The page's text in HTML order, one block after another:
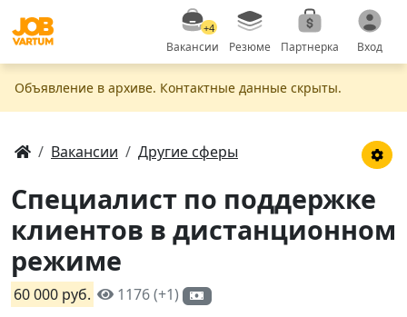
+4
Вакансии Резюме Партнерка Вход
Объявление в apxивe. Контактные данные скрыты.
Вакансии Другие сферы
Специалист по поддержке
клиентов в дистанционном
режиме
60 000 руб. 1176 (+1)